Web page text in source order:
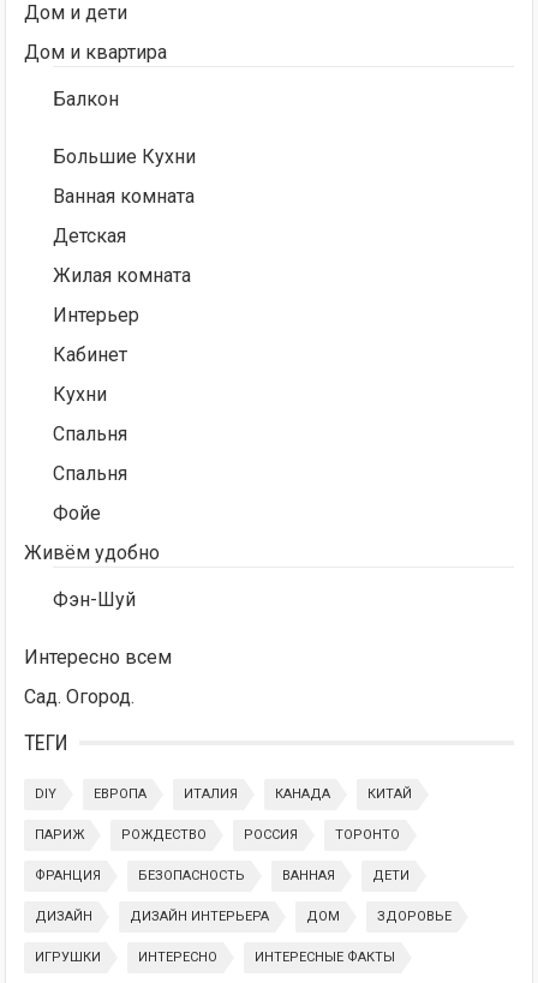
Дом и дети
Дом и квартира
Балкон
Большие Кухни
Ванная комната
Детская
Жилая комната
Интерьер
Кабинет
Кухни
Спальня
Спальня
Фойе
Живём удобно
Фэн-Шуй
Интересно всем
Сад. Огород.
ТЕГИ
DIY ЕВРОПА ИТАЛИЯ КАНАДА КИТАЙ
ПАРИЖ РОЖДЕСТВО РОССИЯ ТОРОНТО
ФРАНЦИЯ БЕЗОПАСНОСТЬ ВАННАЯ ДЕТИ
ДИЗАЙН ДИЗАЙН ИНТЕРЬЕРА ДОМ ЗДОРОВЬЕ
ИГРУШКИ ИНТЕРЕСНО ИНТЕРЕСНЫЕ ФАКТЫ